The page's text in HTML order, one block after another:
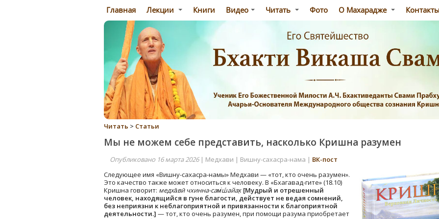
Главная Лекции Книги Видео Читать Фото О Махарадже
Читать > Статьи
Мы не можем себе представить, насколько Кришна разумен
Опубликовано 16 марта 2026| Медхави | Вишну-сахасра-нама | ВК-пост
Следующее имя «Вишну-сахасра-намы» Медхави — «тот, кто очень разумен».
Это качество также может относиться к человеку. В «Бхагавад-гите» (18.10)
Кришна говорит: медха̄вӣ чхинна-сам̇ш́айах̣ [Мудрый и отрешенный
человек, находящийся в гуне благости, действует не ведая сомнений,
без неприязни к неблагоприятной и привязанности к благоприятной
деятельности.] — тот, кто очень разумен, при помощи разума приобретает